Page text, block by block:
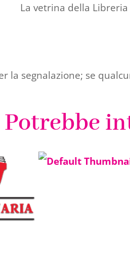
La vetrina della
la segnalazione; se
Potrebbe